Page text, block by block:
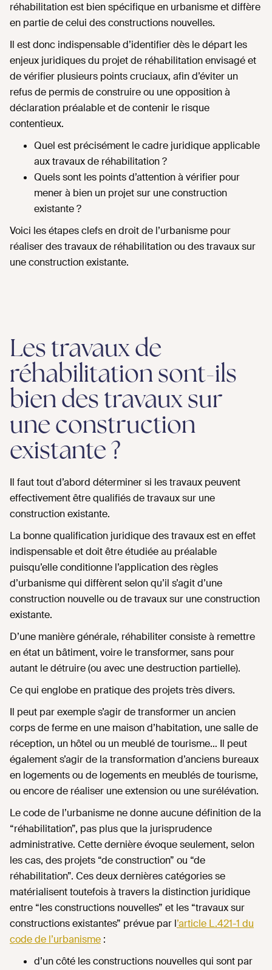
réhabilitation est bien spécifique en urbanisme et diffère
en partie de celui des constructions nouvelles.
Il est donc indispensable d’identifier dès le départ les
enjeux juridiques du projet de réhabilitation envisagé et
de vérifier plusieurs points cruciaux, afin d’éviter un
refus de permis de construire ou une opposition à
déclaration préalable et de contenir le risque
contentieux.
Quel est précisément le cadre juridique applicable
aux travaux de réhabilitation ?
Quels sont les points d’attention à vérifier pour
mener à bien un projet sur une construction
existante ?
Voici les étapes clefs en droit de l’urbanisme pour
réaliser des travaux de réhabilitation ou des travaux sur
une construction existante.
Les travaux de
réhabilitation sont-ils
bien des travaux sur
une construction
existante ?
Il faut tout d’abord déterminer si les travaux peuvent
effectivement être qualifiés de travaux sur une
construction existante.
La bonne qualification juridique des travaux est en effet
indispensable et doit être étudiée au préalable
puisqu’elle conditionne l’application des règles
d’urbanisme qui diffèrent selon qu’il s’agit d’une
construction nouvelle ou de travaux sur une construction
existante.
D’une manière générale, réhabiliter consiste à remettre
en état un bâtiment, voire le transformer, sans pour
autant le détruire (ou avec une destruction partielle).
Ce qui englobe en pratique des projets très divers.
Il peut par exemple s’agir de transformer un ancien
corps de ferme en une maison d’habitation, une salle de
réception, un hôtel ou un meublé de tourisme… Il peut
également s’agir de la transformation d’anciens bureaux
en logements ou de logements en meublés de tourisme,
ou encore de réaliser une extension ou une surélévation.
Le code de l’urbanisme ne donne aucune définition de la
“réhabilitation”, pas plus que la jurisprudence
administrative. Cette dernière évoque seulement, selon
les cas, des projets “de construction” ou “de
réhabilitation”. Ces deux dernières catégories se
matérialisent toutefois à travers la distinction juridique
entre “les constructions nouvelles” et les “travaux sur
constructions existantes” prévue par l’article L.421-1 du
code de l’urbanisme :
d’un côté les constructions nouvelles qui sont par